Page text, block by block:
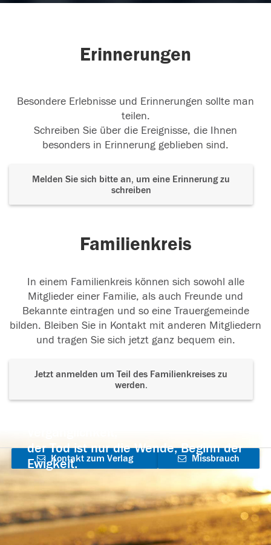
Erinnerungen
Besondere Erlebnisse und Erinnerungen sollte man
teilen.
Schreiben Sie über die Ereignisse, die Ihnen
besonders in Erinnerung geblieben sind.
Melden Sie sich bitte an, um eine Erinnerung zu
schreiben
Familienkreis
In einem Familienkreis können sich sowohl alle
Mitglieder einer Familie, als auch Freunde und
Bekannte eintragen und so eine Trauergemeinde
bilden. Bleiben Sie in Kontakt mit anderen Mitgliedern
und tragen Sie sich jetzt ganz bequem ein.
Jetzt anmelden um Teil des Familienkreises zu
werden.
der Tod ist nur die Wende, Beginn der
Ewigkeit.
Kontakt zum Verlag
aufnehmen
Missbrauch